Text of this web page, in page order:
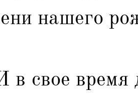
нашего
в свое время